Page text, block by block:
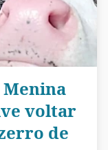
Menina
voltar
de